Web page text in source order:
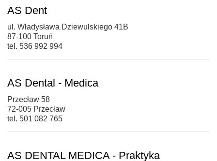
AS Dent
ul. Władysława Dziewulskiego 41B
87-100 Toruń
tel. 536 992 994
AS Dental - Medica
Przecław 58
72-005 Przecław
tel. 501 082 765
AS DENTAL MEDICA - Praktyka